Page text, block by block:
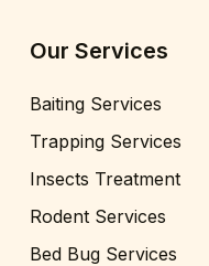
Our Services
Baiting Services
Trapping Services
Insects Treatment
Rodent Services
Bed Bug Services